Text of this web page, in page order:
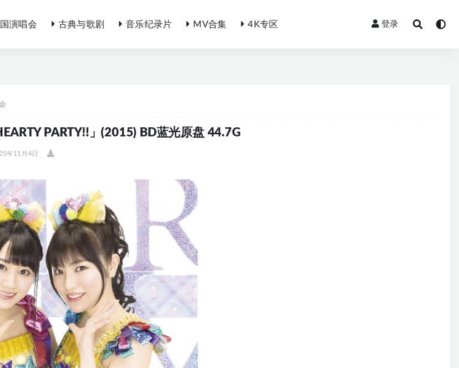
演唱会 古典与歌剧 音乐纪录片 MV合集 4K专区 登录
PARTY!!」(2015) BD蓝光原盘 44.7G
年11月4日